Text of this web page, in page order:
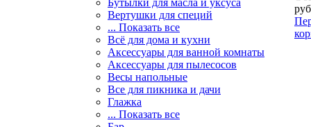
Бутылки для масла и уксуса
Вертушки для специй
... Показать все
Всё для дома и кухни
Аксессуары для ванной комнаты
Аксессуары для пылесосов
Весы напольные
Все для пикника и дачи
Глажка
... Показать все